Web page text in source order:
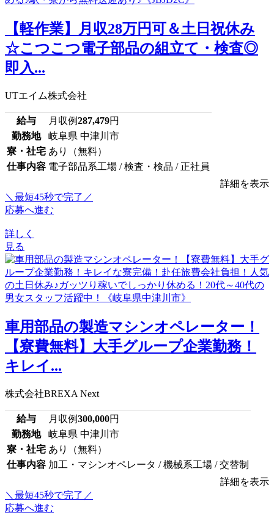
【軽作業】月収28万円可＆土日祝休み
☆こつこつ電子部品の組立て・検査◎
即入...
UTエイム株式会社
給与 月収例287,479円
勤務地
岐阜県 中津川市
寮・社宅 あり（無料）
仕事内容 電子部品系工場 / 検査・検品 / 正社員
詳細を表示
＼最短45秒で完了／
応募へ進む
詳しく
見る
車用部品の製造マシンオペレーター！
【寮費無料】大手グループ企業勤務！
キレイ...
株式会社BREXA Next
給与 月収例300,000円
勤務地
岐阜県 中津川市
寮・社宅 あり（無料）
仕事内容 加工・マシンオペレータ / 機械系工場 / 交替制
詳細を表示
＼最短45秒で完了／
応募へ進む